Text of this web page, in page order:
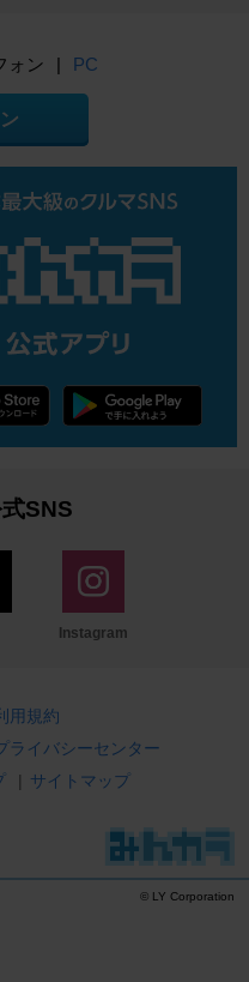
ォン | PC
SNS
Instagram
用規約
ライバシーセンター
| サイトマップ
© LY Corporation